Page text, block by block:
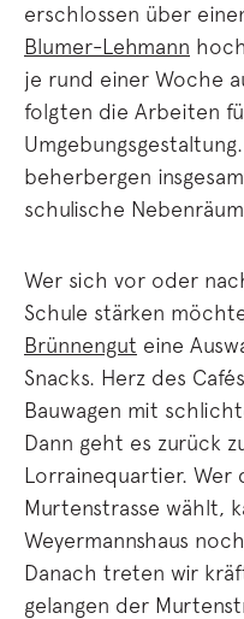
erschlossen über
Blumer-Lehmann
je rund einer Woche
folgten die Arbeiten
beherbergen
schulische
Wer sich vor oder
Schule stärken
Brünnengut eine
Snacks. Herz des
Bauwagen mit
Dann geht es zurück
Lorrainequartier. Wer
Murtenstrasse wählt,
Weyermannshaus
Danach treten wir
gelangen der